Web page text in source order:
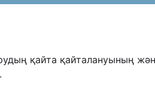
қайта қайталануының